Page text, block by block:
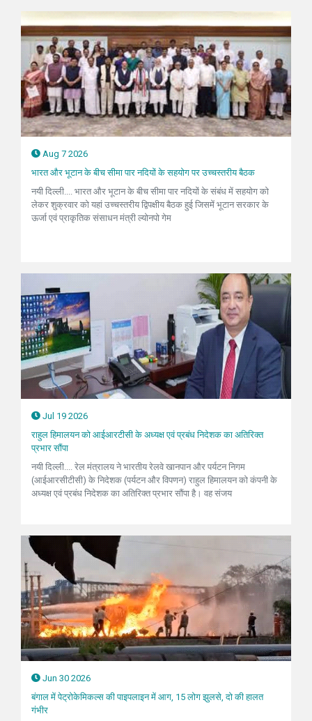
Aug 7 2026
भारत और भूटान के बीच सीमा पार नदियों के सहयोग पर उच्चस्तरीय बैठक
नयी दिल्ली.... भारत और भूटान के बीच सीमा पार नदियों के संबंध में सहयोग को
लेकर शुक्रवार को यहां उच्चस्तरीय द्विपक्षीय बैठक हुई जिसमें भूटान सरकार के
ऊर्जा एवं प्राकृतिक संसाधन मंत्री ल्योनपो गेम
Jul 19 2026
राहुल हिमालयन को आईआरटीसी के अध्यक्ष एवं प्रबंध निदेशक का अतिरिक्त
प्रभार सौंपा
नयी दिल्ली.... रेल मंत्रालय ने भारतीय रेलवे खानपान और पर्यटन निगम
(आईआरसीटीसी) के निदेशक (पर्यटन और विपणन) राहुल हिमालयन को कंपनी के
अध्यक्ष एवं प्रबंध निदेशक का अतिरिक्त प्रभार सौंपा है। वह संजय
Jun 30 2026
बंगाल में पेट्रोकेमिकल्स की पाइपलाइन में आग, 15 लोग झुलसे, दो की हालत
गंभीर